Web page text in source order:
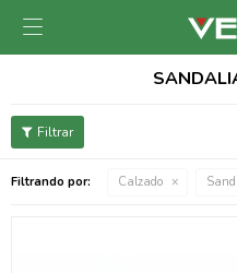

Filtrando por: Calzado